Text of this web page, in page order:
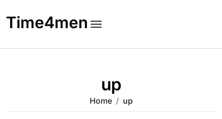
to
content
Time4men
up
Home up